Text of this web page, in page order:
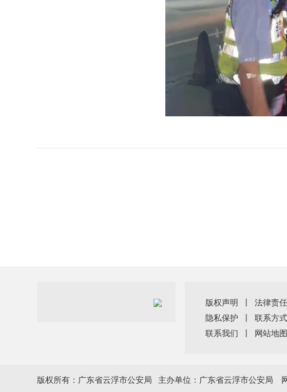
版权声明
法律责任
隐私保护
联系方式
联系我们
网站地图
版权所有：广东省云浮市公安局 主办单位：广东省云浮市公安局